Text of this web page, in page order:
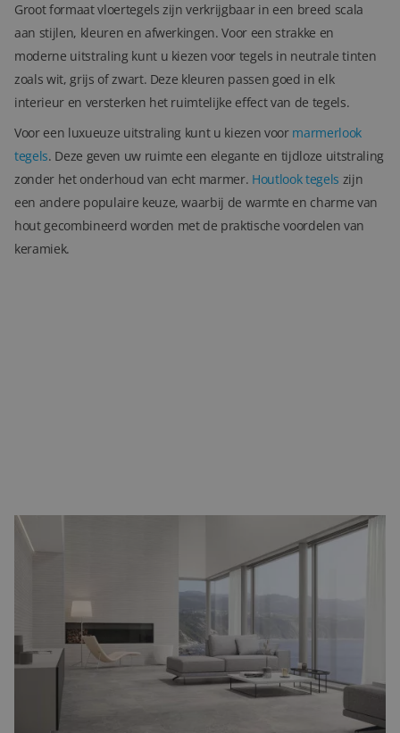
Groot formaat vloertegels zijn verkrijgbaar in een breed scala
aan stijlen, kleuren en afwerkingen. Voor een strakke en
moderne uitstraling kunt u kiezen voor tegels in neutrale tinten
zoals wit, grijs of zwart. Deze kleuren passen goed in elk
interieur en versterken het ruimtelijke effect van de tegels.
Voor een luxueuze uitstraling kunt u kiezen voor marmerlook
tegels. Deze geven uw ruimte een elegante en tijdloze uitstraling
zonder het onderhoud van echt marmer. Houtlook tegels zijn
een andere populaire keuze, waarbij de warmte en charme van
hout gecombineerd worden met de praktische voordelen van
keramiek.
Formaten van groot formaat vloertegels
De meest populaire formaten voor groot formaat vloertegels zijn
80x80 cm, 100x100 cm, 120x120 cm en 60x120 cm. Deze
formaten zijn ideaal voor het creëren van een open en naadloos
oppervlak. Ze minimaliseren het aantal voegen en creëren een
strak, uniform uiterlijk dat de vloeroppervlakte visueel vergroot.
Het effect van groot formaat tegels op de vloer